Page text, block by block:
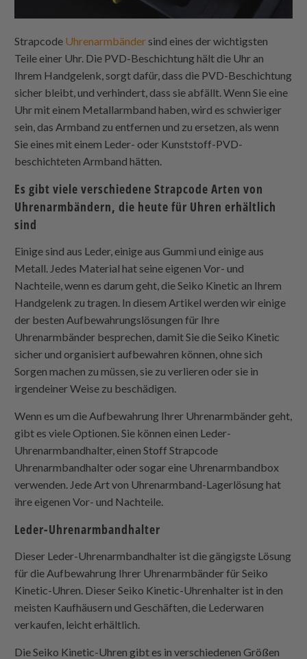
Strapcode Uhrenarmbänder sind eines der wichtigsten
Teile einer Uhr. Die PVD-Beschichtung hält die Uhr an
Ihrem Handgelenk, sorgt dafür, dass die PVD-Beschichtung
sicher bleibt, und verhindert, dass sie abfällt. Wenn Sie eine
Uhr mit einem Metallarmband haben, wird es schwieriger
sein, das Armband zu entfernen und zu ersetzen, als wenn
Sie eines mit einem Leder- oder Kunststoff-PVD-
beschichteten Armband hätten.
Es gibt viele verschiedeneStrapcode Arten von
Uhrenarmbändern, die heute für Uhren erhältlich
sind
Einige sind aus Leder, einige aus Gummi und einige aus
Metall. Jedes Material hat seine eigenen Vor- und
Nachteile, wenn es darum geht, die Seiko Kinetic an Ihrem
Handgelenk zu tragen. In diesem Artikel werden wir einige
der besten Aufbewahrungslösungen für Ihre
Uhrenarmbänder besprechen, damit Sie die Seiko Kinetic
sicher und organisiert aufbewahren können, ohne sich
Sorgen machen zu müssen, sie zu verlieren oder sie in
irgendeiner Weise zu beschädigen.
Wenn es um die Aufbewahrung Ihrer Uhrenarmbänder geht,
gibt es viele Optionen. Sie können einen Leder-
Uhrenarmbandhalter, einen Stoff Strapcode
Uhrenarmbandhalter oder sogar eine Uhrenarmbandbox
verwenden. Jede Art von Uhrenarmband-Lagerlösung hat
ihre eigenen Vor- und Nachteile.
Leder-Uhrenarmbandhalter
Dieser Leder-Uhrenarmbandhalter ist die gängigste Lösung
für die Aufbewahrung Ihrer Uhrenarmbänder für Seiko
Kinetic-Uhren. Dieser Seiko Kinetic-Uhrenhalter ist in den
meisten Kaufhäusern und Geschäften, die Lederwaren
verkaufen, leicht erhältlich.
Die Seiko Kinetic-Uhren gibt es in verschiedenen Größen